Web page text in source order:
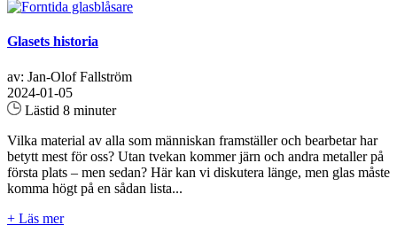
Glasets historia
av: Jan-Olof Fallström
2024-01-05
Lästid 8 minuter
Vilka material av alla som människan framställer och bearbetar har
betytt mest för oss? Utan tvekan kommer järn och andra metaller på
första plats – men sedan? Här kan vi diskutera länge, men glas måste
komma högt på en sådan lista...
+ Läs mer